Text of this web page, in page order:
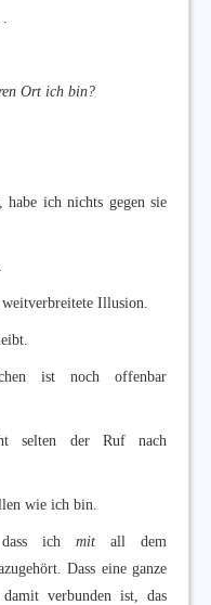
Ort ich bin?
ich nichts gegen sie
Illusion.
ist noch offenbar
selten der Ruf nach
wie ich bin.
dass ich mitall dem
Dass eine ganze
verbunden ist, das